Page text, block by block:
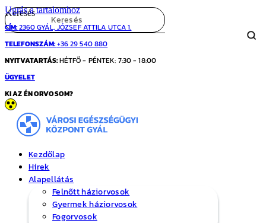
Ugrás a tartalomhoz
CÍM:2360 GYÁL, JÓZSEF ATTILA UTCA 1.
TELEFONSZÁM:+36 29 540 880
NYITVATARTÁS:HÉTFŐ - PÉNTEK: 7:30 - 18:00
ÜGYELET
KI AZ ÉN ORVOSOM?
Kezdőlap
Hírek
Alapellátás
Felnőtt háziorvosok
Gyermek háziorvosok
Fogorvosok
Keresés